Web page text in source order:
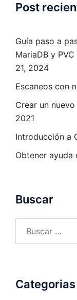
Post
Guía paso a
MariaDB y
21, 2024
Escaneos con
Crear un
2021
Introducción a
Obtener ayuda
Buscar
Categorias